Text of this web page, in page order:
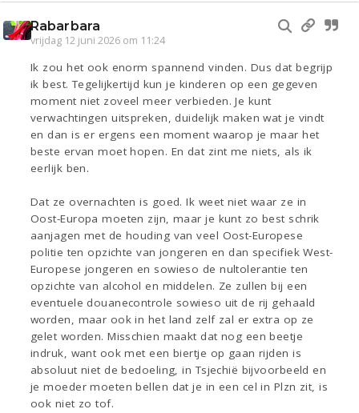
Rabarbara
vrijdag 12 juni 2026 om 11:24
Ik zou het ook enorm spannend vinden. Dus dat begrijp
ik best. Tegelijkertijd kun je kinderen op een gegeven
moment niet zoveel meer verbieden. Je kunt
verwachtingen uitspreken, duidelijk maken wat je vindt
en dan is er ergens een moment waarop je maar het
beste ervan moet hopen. En dat zint me niets, als ik
eerlijk ben.
Dat ze overnachten is goed. Ik weet niet waar ze in
Oost-Europa moeten zijn, maar je kunt zo best schrik
aanjagen met de houding van veel Oost-Europese
politie ten opzichte van jongeren en dan specifiek West-
Europese jongeren en sowieso de nultolerantie ten
opzichte van alcohol en middelen. Ze zullen bij een
eventuele douanecontrole sowieso uit de rij gehaald
worden, maar ook in het land zelf zal er extra op ze
gelet worden. Misschien maakt dat nog een beetje
indruk, want ook met een biertje op gaan rijden is
absoluut niet de bedoeling, in Tsjechië bijvoorbeeld en
je moeder moeten bellen dat je in een cel in Plzn zit, is
ook niet zo tof.